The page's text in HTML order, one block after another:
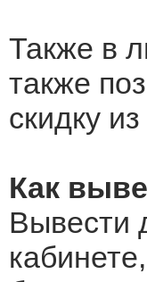
Также в
также
скидку
Как
Вывести